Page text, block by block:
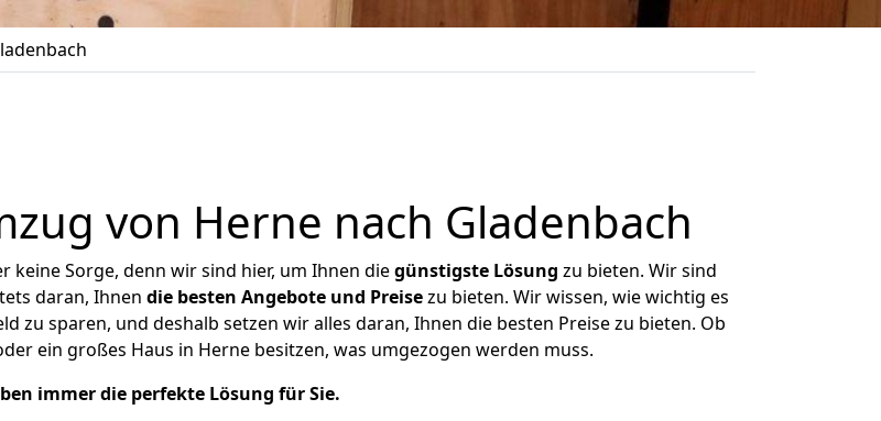
von Herne nach Gladenbach
Sorge, denn wir sind hier, um Ihnen diegünstigste Lösung zu bieten. Wir sind
daran, Ihnen die besten Angebote und Preisezu bieten. Wir wissen, wie wichtig es
zu sparen, und deshalb setzen wir alles daran, Ihnen die besten Preise zu bieten. Ob
ein großes Haus in Herne besitzen, was umgezogen werden muss.
immer die perfekte Lösung für Sie.